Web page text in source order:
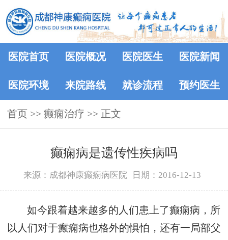
医院首页 医院概况 医院医生 医院新闻
医院环境 来院路线 就诊流程 预约医生
首页 >> 癫痫治疗 >> 正文
癫痫病是遗传性疾病吗
来源：成都神康癫痫病医院 日期：2016-12-13
如今跟着越来越多的人们患上了癫痫病，所
以人们对于癫痫病也格外的惧怕，还有一局部父